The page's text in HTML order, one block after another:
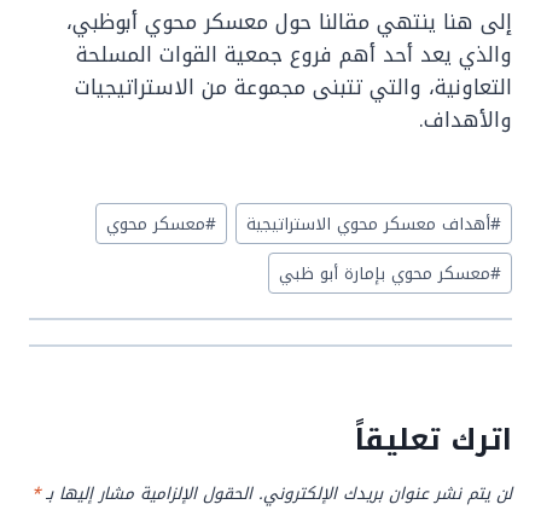
إلى هنا ينتهي مقالنا حول معسكر محوي أبوظبي،
والذي يعد أحد أهم فروع جمعية القوات المسلحة
التعاونية، والتي تتبنى مجموعة من الاستراتيجيات
والأهداف.
Post
Tags:
#أهداف معسكر محوي الاستراتيجية #معسكر محوي
#معسكر محوي بإمارة أبو ظبي
اترك تعليقاً
لن يتم نشر عنوان بريدك الإلكتروني. الحقول الإلزامية مشار إليها بـ*